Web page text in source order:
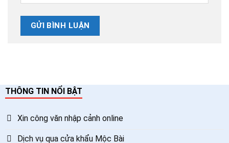
THÔNG TIN NỔI BẬT
Xin công văn nhập cảnh online
Dịch vụ qua cửa khẩu Mộc Bài